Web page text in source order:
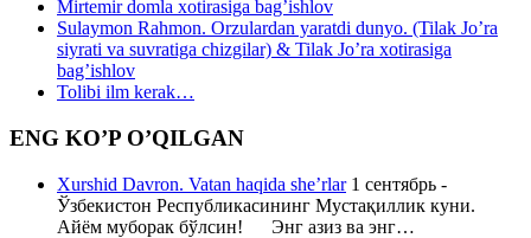
Mirtemir domla xotirasiga bag’ishlov
Sulaymon Rahmon. Orzulardan yaratdi dunyo. (Tilak Jo’ra
siyrati va suvratiga chizgilar) & Tilak Jo’ra xotirasiga
bag’ishlov
Tolibi ilm kerak…
ENG KO’P O’QILGAN
Xurshid Davron. Vatan haqida she’rlar1 сентябрь -
Ўзбекистон Республикасининг Мустақиллик куни.
Айём муборак бўлсин! Энг азиз ва энг…